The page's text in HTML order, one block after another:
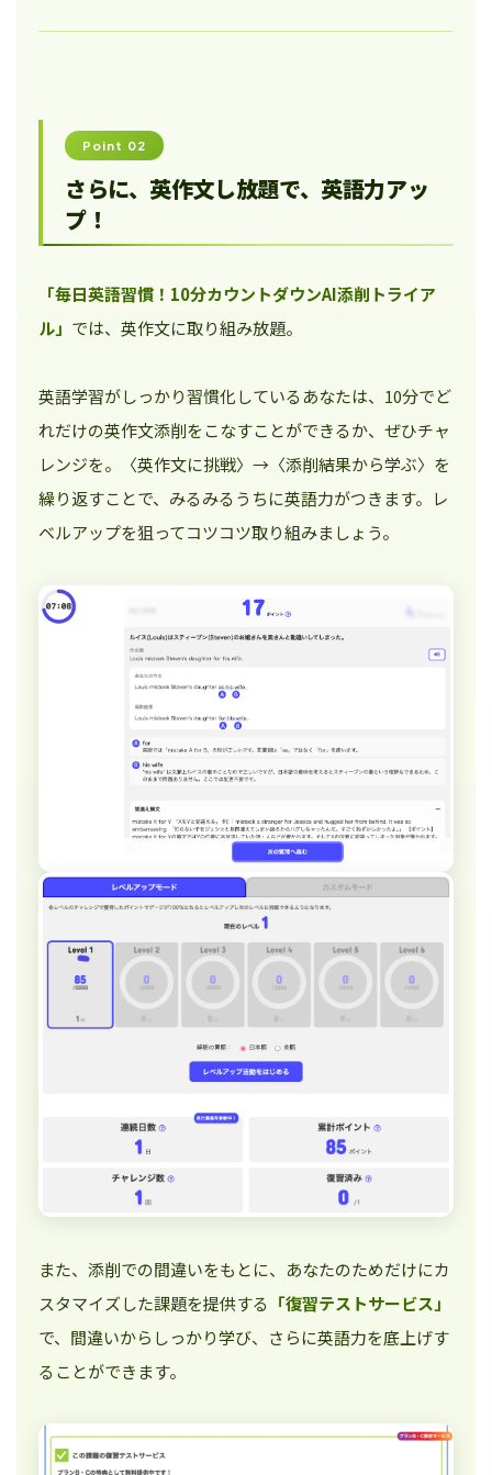
Point 02
さらに、英作文し放題で、英語力アッ
プ！
「毎日英語習慣！10分カウントダウンAI添削トライア
ル」 では、英作文に取り組み放題。
英語学習がしっかり習慣化しているあなたは、10分でど
れだけの英作文添削をこなすことができるか、ぜひチャ
レンジを。〈英作文に挑戦〉→〈添削結果から学ぶ〉を
繰り返すことで、みるみるうちに英語力がつきます。レ
ベルアップを狙ってコツコツ取り組みましょう。
また、添削での間違いをもとに、あなたのためだけにカ
スタマイズした課題を提供する 「復習テストサービス」
で、間違いからしっかり学び、さらに英語力を底上げす
ることができます。